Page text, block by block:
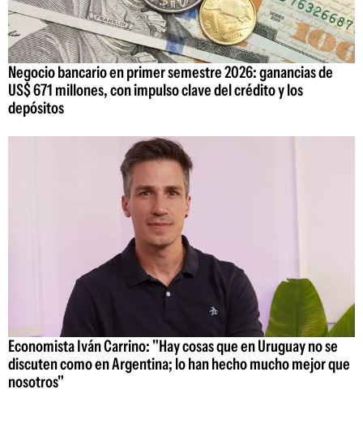
Negocio bancario en primer semestre 2026: ganancias de
US$ 671 millones, con impulso clave del crédito y los
depósitos
Economista Iván Carrino: "Hay cosas que en Uruguay no se
discuten como en Argentina; lo han hecho mucho mejor que
nosotros"